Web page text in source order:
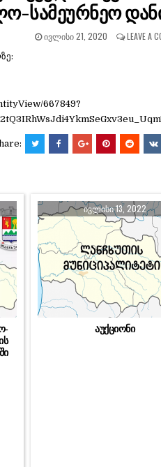
სამეურნეო
ᲘᲕᲚᲘᲡᲘ 21, 2020 LEAVE A
667849?
ᲘᲕᲚᲘᲡᲘ 13, 2022
აუქციონი